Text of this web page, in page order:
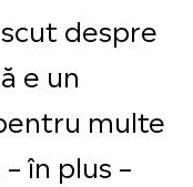
despre
e un
multe
în plus –